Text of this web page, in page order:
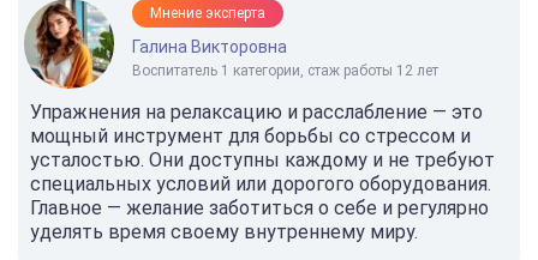
Мнение эксперта
Галина Викторовна
Воспитатель 1 категории, стаж работы 12 лет
Упражнения на релаксацию и расслабление — это
мощный инструмент для борьбы со стрессом и
усталостью. Они доступны каждому и не требуют
специальных условий или дорогого оборудования.
Главное — желание заботиться о себе и регулярно
уделять время своему внутреннему миру.